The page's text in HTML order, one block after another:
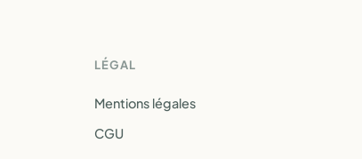
LÉGAL
Mentions légales
CGU